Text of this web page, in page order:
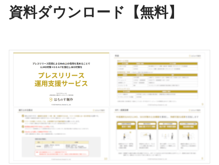
資料ダウンロード【無料】